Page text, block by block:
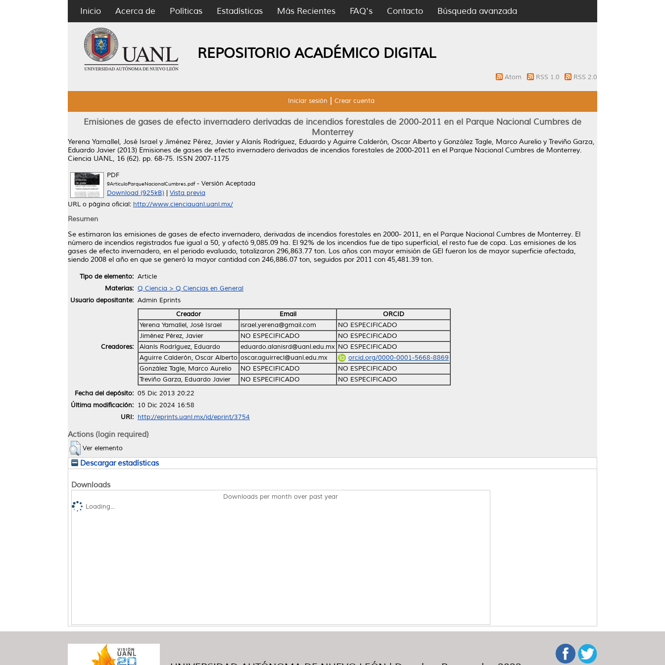
Inicio Acerca de Políticas Estadísticas Más Recientes FAQ's Contacto Búsqueda avanzada
REPOSITORIO ACADÉMICO DIGITAL
Atom RSS 1.0 RSS 2.0
Iniciar sesión Crear cuenta
Emisiones de gases de efecto invernadero derivadas de incendios forestales de 2000-2011 en el Parque Nacional Cumbres de
Monterrey
Yerena Yamallel, José Israel y Jiménez Pérez, Javier y Alanís Rodríguez, Eduardo y Aguirre Calderón, Oscar Alberto y González Tagle, Marco Aurelio y Treviño Garza,
Eduardo Javier (2013) Emisiones de gases de efecto invernadero derivadas de incendios forestales de 2000-2011 en el Parque Nacional Cumbres de Monterrey.
Ciencia UANL, 16 (62). pp. 68-75. ISSN 2007-1175
PDF
9ArticuloParqueNacionalCumbres.pdf- Versión Aceptada
Download (925kB)
Vista previa
URL o página oficial: http://www.cienciauanl.uanl.mx/
Resumen
Se estimaron las emisiones de gases de efecto invernadero, derivadas de incendios forestales en 2000- 2011, en el Parque Nacional Cumbres de Monterrey. El
número de incendios registrados fue igual a 50, y afectó 9,085.09 ha. El 92% de los incendios fue de tipo superficial, el resto fue de copa. Las emisiones de los
gases de efecto invernadero, en el periodo evaluado, totalizaron 296,863.77 ton. Los años con mayor emisión de GEI fueron los de mayor superficie afectada,
siendo 2008 el año en que se generó la mayor cantidad con 246,886.07 ton, seguidos por 2011 con 45,481.39 ton.
Tipo de elemento: Article
Materias: Q Ciencia > Q Ciencias en General
Usuario depositante: Admin Eprints
Creadores:
Creador Email
ORCID
Yerena Yamallel, José Israel
israel.yerena@gmail.com
NO ESPECIFICADO
Jiménez Pérez, Javier
NO ESPECIFICADO
NO ESPECIFICADO
Alanís Rodríguez, Eduardo
eduardo.alanisrd@uanl.edu.mx NO ESPECIFICADO
Aguirre Calderón, Oscar Alberto oscar.aguirrecl@uanl.edu.mx
orcid.org/0000-0001-5668-8869
González Tagle, Marco Aurelio
NO ESPECIFICADO
NO ESPECIFICADO
Treviño Garza, Eduardo Javier
NO ESPECIFICADO
NO ESPECIFICADO
Fecha del depósito: 05 Dic 2013 20:22
Última modificación: 10 Dic 2024 16:58
URI: http://eprints.uanl.mx/id/eprint/3754
Actions (login required)
Ver elemento
Descargar estadísticas
Downloads
Downloads per month over past year
Loading...